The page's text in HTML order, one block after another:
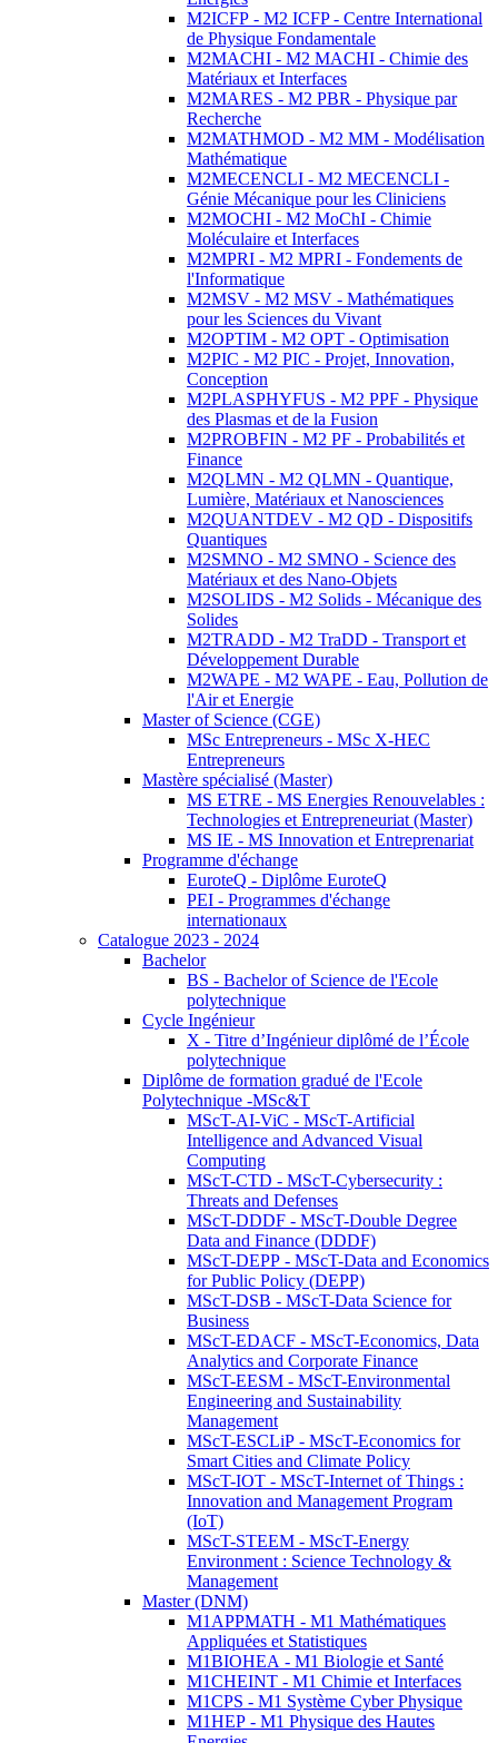
M2ICFP - M2 ICFP - Centre International
de Physique Fondamentale
M2MACHI - M2 MACHI - Chimie des
Matériaux et Interfaces
M2MARES - M2 PBR - Physique par
Recherche
M2MATHMOD - M2 MM - Modélisation
Mathématique
M2MECENCLI - M2 MECENCLI -
Génie Mécanique pour les Cliniciens
M2MOCHI - M2 MoChI - Chimie
Moléculaire et Interfaces
M2MPRI - M2 MPRI - Fondements de
l'Informatique
M2MSV - M2 MSV - Mathématiques
pour les Sciences du Vivant
M2OPTIM - M2 OPT - Optimisation
M2PIC - M2 PIC - Projet, Innovation,
Conception
M2PLASPHYFUS - M2 PPF - Physique
des Plasmas et de la Fusion
M2PROBFIN - M2 PF - Probabilités et
Finance
M2QLMN - M2 QLMN - Quantique,
Lumière, Matériaux et Nanosciences
M2QUANTDEV - M2 QD - Dispositifs
Quantiques
M2SMNO - M2 SMNO - Science des
Matériaux et des Nano-Objets
M2SOLIDS - M2 Solids - Mécanique des
Solides
M2TRADD - M2 TraDD - Transport et
Développement Durable
M2WAPE - M2 WAPE - Eau, Pollution de
l'Air et Energie
Master of Science (CGE)
MSc Entrepreneurs - MSc X-HEC
Entrepreneurs
Mastère spécialisé (Master)
MS ETRE - MS Energies Renouvelables :
Technologies et Entrepreneuriat (Master)
MS IE - MS Innovation et Entreprenariat
Programme d'échange
EuroteQ - Diplôme EuroteQ
PEI - Programmes d'échange
internationaux
Catalogue 2023 - 2024
Bachelor
BS - Bachelor of Science de l'Ecole
polytechnique
Cycle Ingénieur
X - Titre d’Ingénieur diplômé de l’École
polytechnique
Diplôme de formation gradué de l'Ecole
Polytechnique -MSc&T
MScT-AI-ViC - MScT-Artificial
Intelligence and Advanced Visual
Computing
MScT-CTD - MScT-Cybersecurity :
Threats and Defenses
MScT-DDDF - MScT-Double Degree
Data and Finance (DDDF)
MScT-DEPP - MScT-Data and Economics
for Public Policy (DEPP)
MScT-DSB - MScT-Data Science for
Business
MScT-EDACF - MScT-Economics, Data
Analytics and Corporate Finance
MScT-EESM - MScT-Environmental
Engineering and Sustainability
Management
MScT-ESCLiP - MScT-Economics for
Smart Cities and Climate Policy
MScT-IOT - MScT-Internet of Things :
Innovation and Management Program
(IoT)
MScT-STEEM - MScT-Energy
Environment : Science Technology &
Management
Master (DNM)
M1APPMATH - M1 Mathématiques
Appliquées et Statistiques
M1BIOHEA - M1 Biologie et Santé
M1CHEINT - M1 Chimie et Interfaces
M1CPS - M1 Système Cyber Physique
M1HEP - M1 Physique des Hautes